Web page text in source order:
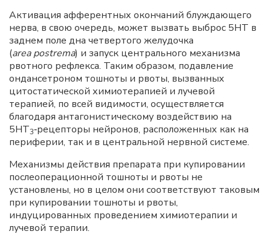
Активация афферентных окончаний блуждающего
нерва, в свою очередь, может вызвать выброс 5HT в
заднем поле дна четвертого желудочка
(area postrema) и запуск центрального механизма
рвотного рефлекса. Таким образом, подавление
ондансетроном тошноты и рвоты, вызванных
цитостатической химиотерапией и лучевой
терапией, по всей видимости, осуществляется
благодаря антагонистическому воздействию на
5HT3‑рецепторы нейронов, расположенных как на
периферии, так и в центральной нервной системе.
Механизмы действия препарата при купировании
послеоперационной тошноты и рвоты не
установлены, но в целом они соответствуют таковым
при купировании тошноты и рвоты,
индуцированных проведением химиотерапии и
лучевой терапии.